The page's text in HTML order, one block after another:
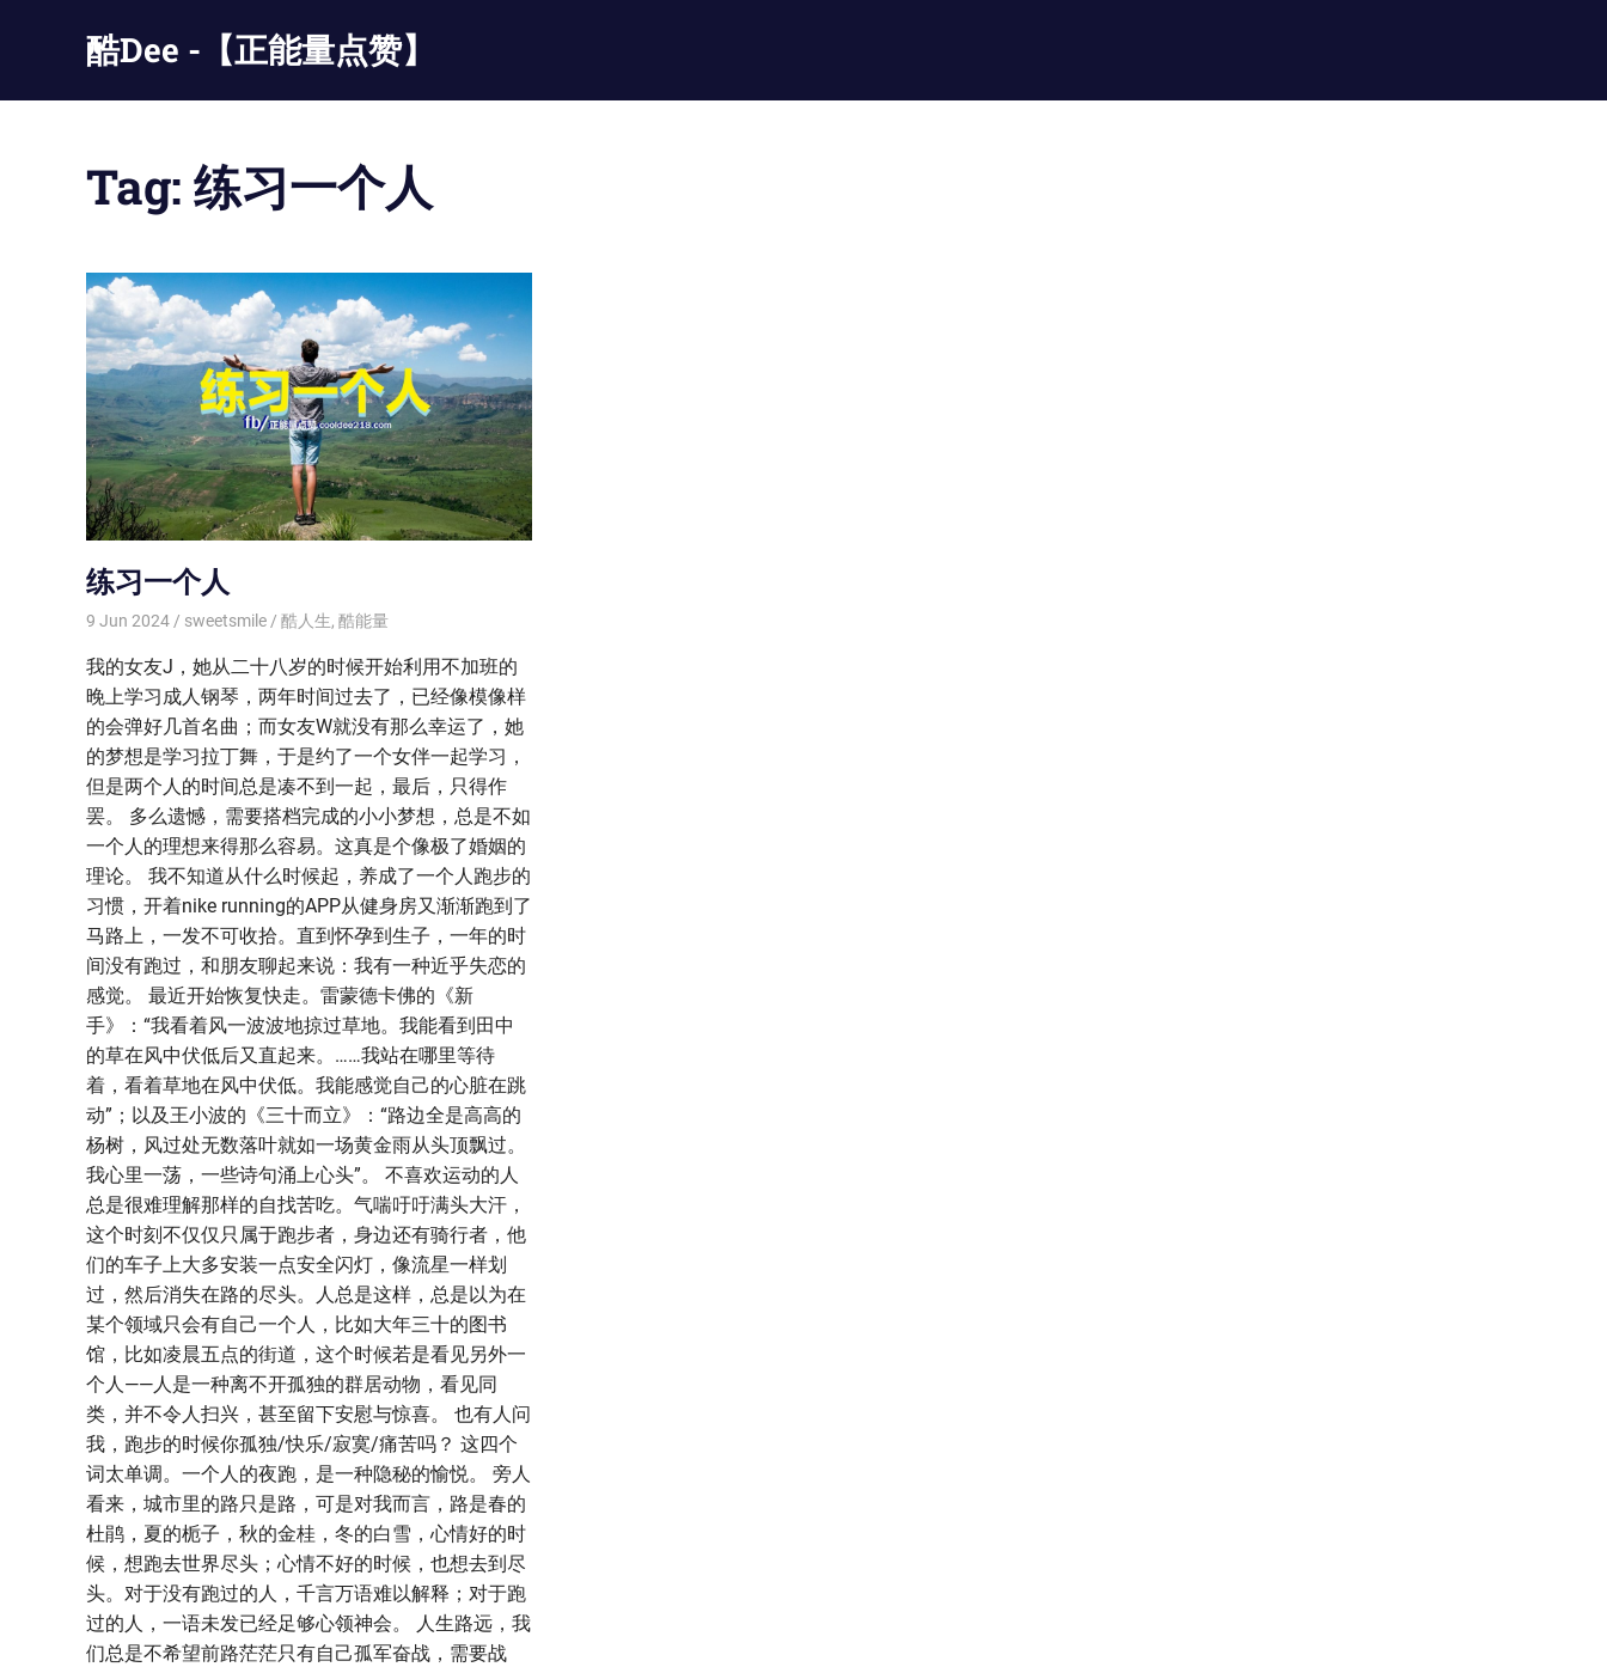
酷Dee -【正能量点赞】
酷
只
酷
Tag: 练习一个人
练习一个人
9 Jun 2024 sweetsmile 酷人生, 酷能量
我的女友J，她从二十八岁的时候开始利用不加班的
晚上学习成人钢琴，两年时间过去了，已经像模像样
的会弹好几首名曲；而女友W就没有那么幸运了，她
的梦想是学习拉丁舞，于是约了一个女伴一起学习，
但是两个人的时间总是凑不到一起，最后，只得作
罢。 多么遗憾，需要搭档完成的小小梦想，总是不如
一个人的理想来得那么容易。这真是个像极了婚姻的
理论。 我不知道从什么时候起，养成了一个人跑步的
习惯，开着nike running的APP从健身房又渐渐跑到了
马路上，一发不可收拾。直到怀孕到生子，一年的时
间没有跑过，和朋友聊起来说：我有一种近乎失恋的
感觉。 最近开始恢复快走。雷蒙德卡佛的《新
手》：“我看着风一波波地掠过草地。我能看到田中
的草在风中伏低后又直起来。……我站在哪里等待
着，看着草地在风中伏低。我能感觉自己的心脏在跳
动”；以及王小波的《三十而立》：“路边全是高高的
杨树，风过处无数落叶就如一场黄金雨从头顶飘过。
我心里一荡，一些诗句涌上心头”。 不喜欢运动的人
总是很难理解那样的自找苦吃。气喘吁吁满头大汗，
这个时刻不仅仅只属于跑步者，身边还有骑行者，他
们的车子上大多安装一点安全闪灯，像流星一样划
过，然后消失在路的尽头。人总是这样，总是以为在
某个领域只会有自己一个人，比如大年三十的图书
馆，比如凌晨五点的街道，这个时候若是看见另外一
个人——人是一种离不开孤独的群居动物，看见同
类，并不令人扫兴，甚至留下安慰与惊喜。 也有人问
我，跑步的时候你孤独/快乐/寂寞/痛苦吗？ 这四个
词太单调。一个人的夜跑，是一种隐秘的愉悦。 旁人
看来，城市里的路只是路，可是对我而言，路是春的
杜鹃，夏的栀子，秋的金桂，冬的白雪，心情好的时
候，想跑去世界尽头；心情不好的时候，也想去到尽
头。对于没有跑过的人，千言万语难以解释；对于跑
过的人，一语未发已经足够心领神会。 人生路远，我
们总是不希望前路茫茫只有自己孤军奋战，需要战